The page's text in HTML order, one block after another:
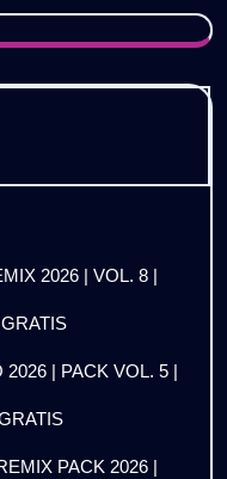
2026 | VOL. 8 |
| PACK VOL. 5 |
PACK 2026 |